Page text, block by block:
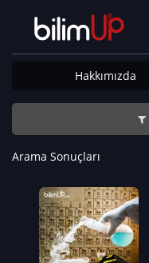
Hakkımızda
Arama Sonuçları